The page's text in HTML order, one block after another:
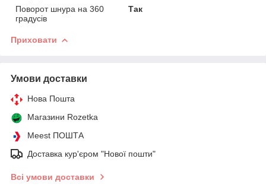
Поворот шнура на 360
градусів
Так
Приховати
Умови доставки
Нова Пошта
Магазини Rozetka
Meest ПОШТА
Доставка кур'єром "Нової пошти"
Всі умови доставки